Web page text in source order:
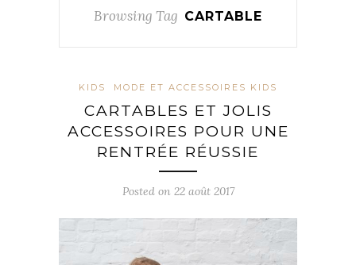
Browsing Tag CARTABLE
KIDS MODE ET ACCESSOIRES KIDS
CARTABLES ET JOLIS
ACCESSOIRES POUR UNE
RENTRÉE RÉUSSIE
Posted on 22 août 2017